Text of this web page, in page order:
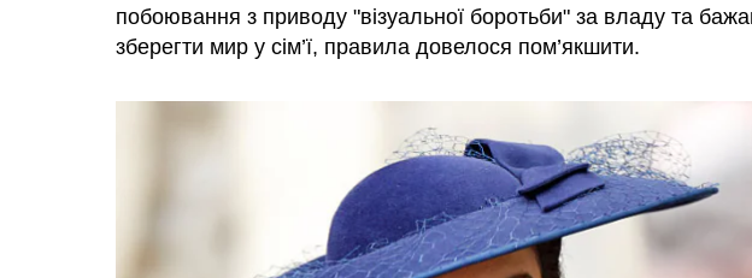
побоювання з приводу "візуальної боротьби" за владу та
зберегти мир у сім’ї, правила довелося пом’якшити.